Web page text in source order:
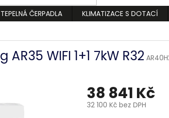
TEPELNÁ ČERPADLA KLIMATIZACE S DOTACÍ
WIFI 1+1 7kW R32
38 841 Kč
32 100 Kč bez DPH